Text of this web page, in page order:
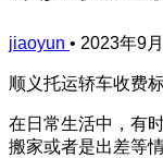
jiaoyun • 2023年9
顺义托运轿车收费
在日常生活中，有
搬家或者是出差等